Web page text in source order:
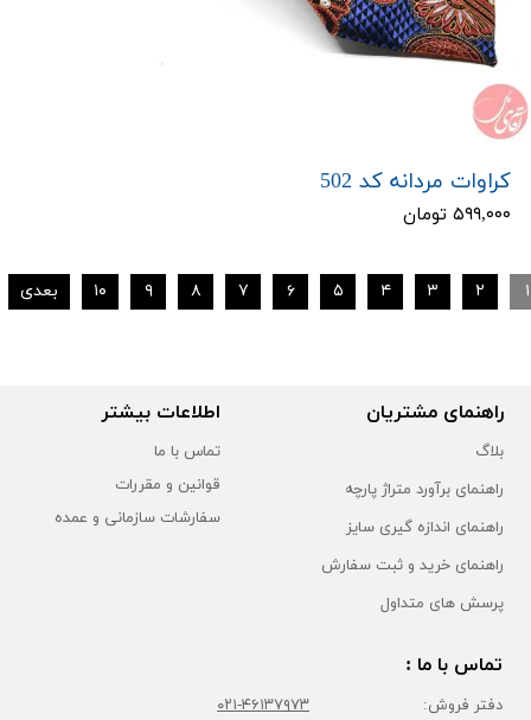
کراوات مردانه کد 502
۵۹۹,۰۰۰ تومان
۱ ۲ ۳ ۴ ۵ ۶ ۷ ۸ ۹ ۱۰ بعدی
راهنمای مشتریان
بلاگ
راهنمای برآورد متراژ پارچه
راهنمای اندازه گیری سایز
راهنمای خرید و ثبت سفارش
پرسش های متداول
اطلاعات بیشتر
تماس با ما
قوانین و مقررات
سفارشات سازمانی و عمده
تماس با ما :
دفتر فروش: ۴۶۱۳۷۹۷۳-۰۲۱